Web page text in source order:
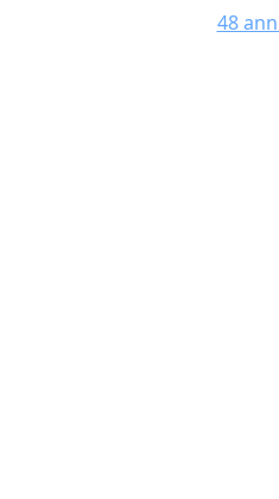
48